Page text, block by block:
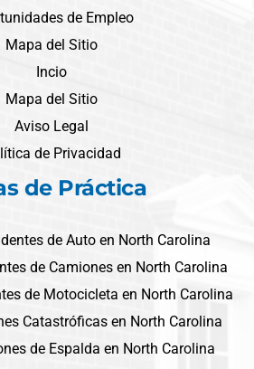
de Empleo
Mapa del Sitio
Incio
Mapa del Sitio
Aviso Legal
de Privacidad
de Práctica
de Auto en North Carolina
de Camiones en North Carolina
de Motocicleta en North Carolina
Catastróficas en North Carolina
de Espalda en North Carolina